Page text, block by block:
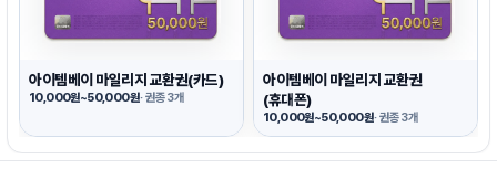
아이템베이 마일리지 교환권(카드)
10,000원~50,000원· 권종 3개
아이템베이 마일리지 교환권
(휴대폰)
10,000원~50,000원· 권종 3개